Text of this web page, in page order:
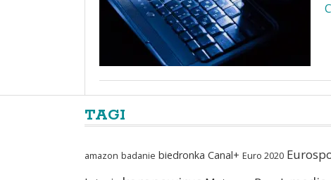
TAGI
amazon badanie biedronka Canal+ Euro 2020